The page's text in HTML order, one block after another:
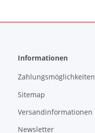
Informationen
Zahlungsmöglichkeiten
Sitemap
Versandinformationen
Newsletter